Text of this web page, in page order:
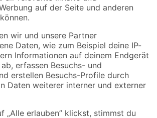
Versandarten